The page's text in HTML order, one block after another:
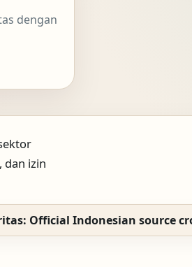
dengan
dan izin
Official Indonesian source